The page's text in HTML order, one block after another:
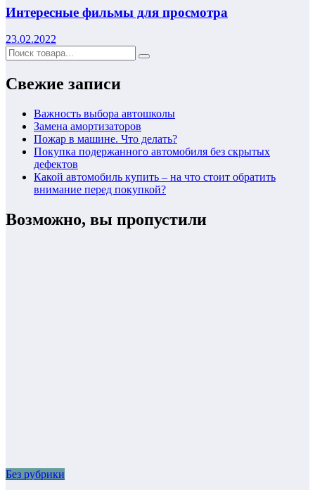
Интересные фильмы для просмотра
23.02.2022
Свежие записи
Важность выбора автошколы
Замена амортизаторов
Пожар в машине. Что делать?
Покупка подержанного автомобиля без скрытых
дефектов
Какой автомобиль купить – на что стоит обратить
внимание перед покупкой?
Возможно, вы пропустили
Без рубрики